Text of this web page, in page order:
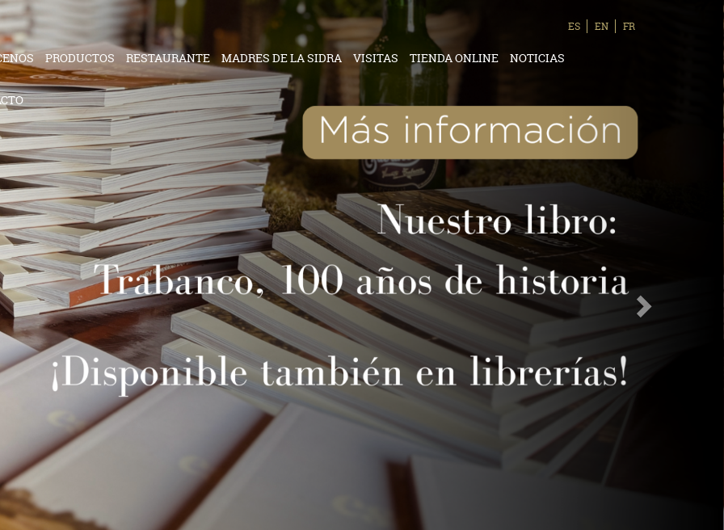
ES EN FR
PRODUCTOS RESTAURANTE MADRES DE LA SIDRA VISITAS TIENDA ONLINE NOTICIAS